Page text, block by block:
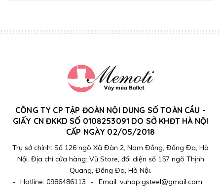
CÔNG TY CP TẬP ĐOÀN NỘI DUNG SỐ TOÀN CẦU -
GIẤY CN ĐKKD SỐ 0108253091 DO SỞ KHĐT HÀ NỘI
CẤP NGÀY 02/05/2018
Trụ sở chính: Số 126 ngõ Xã Đàn 2, Nam Đồng, Đống Đa, Hà
Nội. Địa chỉ cửa hàng: Vũ Store, đối diện số 157 ngõ Thịnh
Quang, Đống Đa, Hà Nội.
-
Hotline: 0986486113 - Email: vuhop.gsteel@gmail.com